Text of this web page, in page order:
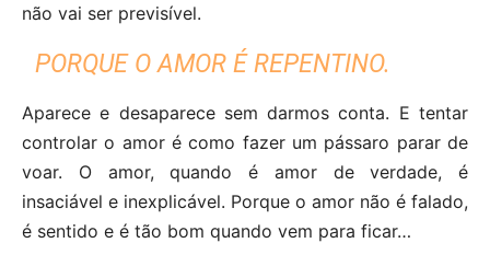
não vai ser previsível.
PORQUE O AMOR É REPENTINO.
Aparece e desaparece sem darmos conta. E tentar
controlar o amor é como fazer um pássaro parar de
voar. O amor, quando é amor de verdade, é
insaciável e inexplicável. Porque o amor não é falado,
é sentido e é tão bom quando vem para ficar…